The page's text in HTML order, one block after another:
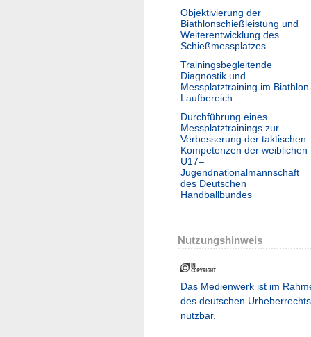
Objektivierung der
Biathlonschießleistung und
Weiterentwicklung des
Schießmessplatzes
Trainingsbegleitende
Diagnostik und
Messplatztraining im
Laufbereich
Durchführung eines
Messplatztrainings zur
Verbesserung der taktischen
Kompetenzen der weiblichen
U17–
Jugendnationalmannschaft
des Deutschen
Handballbundes
Nutzungshinweis
Das Medienwerk ist im
des deutschen Urheberrechts
nutzbar.